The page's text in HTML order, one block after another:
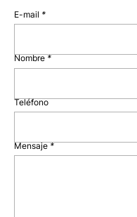
E-mail *
Nombre *
Teléfono
Mensaje*